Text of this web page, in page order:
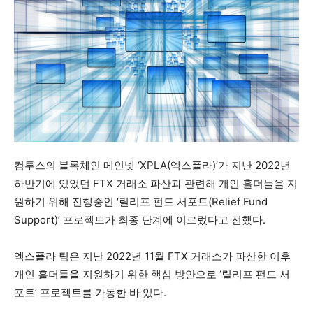
컴투스의 블록체인 메인넷 ‘XPLA(엑스플라)’가 지난 2022년
하반기에 있었던 FTX 거래소 파산과 관련해 개인 홀더들을 지
원하기 위해 진행중인 ‘릴리프 펀드 서포트(Relief Fund
Support)’ 프로젝트가 최종 단계에 이르렀다고 전했다.
엑스플라 팀은 지난 2022년 11월 FTX 거래소가 파산한 이후
개인 홀더들을 지원하기 위한 핵심 방안으로 ‘릴리프 펀드 서
포트’ 프로젝트를 가동한 바 있다.